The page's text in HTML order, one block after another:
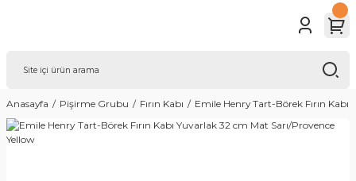
Anasayfa Pişirme Grubu Fırın Kabı Emile Henry Tart-Börek Fırın